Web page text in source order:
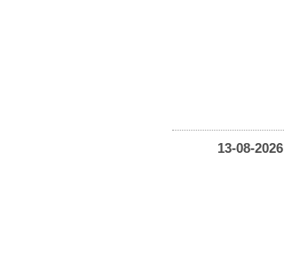
13-08-2026